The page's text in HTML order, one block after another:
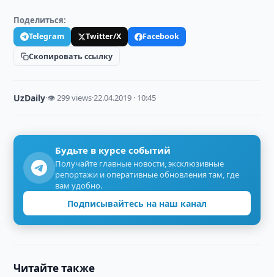
Поделиться:
Telegram Twitter/X
Facebook
Скопировать ссылку
UzDaily·👁 299 views·22.04.2019 · 10:45
Будьте в курсе событий
Получайте главные новости, эксклюзивные
репортажи и оперативные обновления там, где
вам удобно.
Подписывайтесь на наш канал
Читайте также